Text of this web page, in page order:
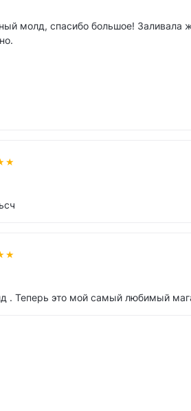
молд, спасибо большое! Заливала
★
★
. Теперь это мой самый любимый